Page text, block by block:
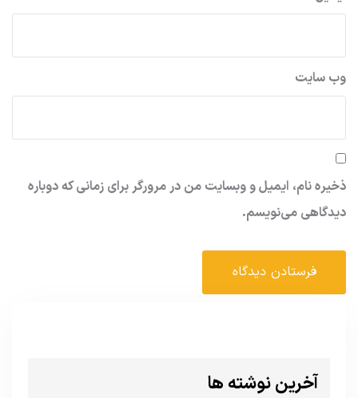
وب‌ سایت
ذخیره نام، ایمیل و وبسایت من در مرورگر برای زمانی که دوباره
دیدگاهی می‌نویسم.
آخرین نوشته ها